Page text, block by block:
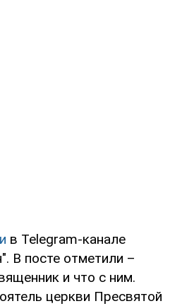
в Telegram-канале
В посте отметили –
и что с ним.
церкви Пресвятой